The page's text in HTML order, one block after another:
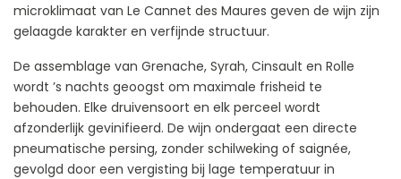
microklimaat van Le Cannet des Maures geven de wijn zijn
gelaagde karakter en verfijnde structuur.
De assemblage van Grenache, Syrah, Cinsault en Rolle
wordt ’s nachts geoogst om maximale frisheid te
behouden. Elke druivensoort en elk perceel wordt
afzonderlijk gevinifieerd. De wijn ondergaat een directe
pneumatische persing, zonder schilweking of saignée,
gevolgd door een vergisting bij lage temperatuur in